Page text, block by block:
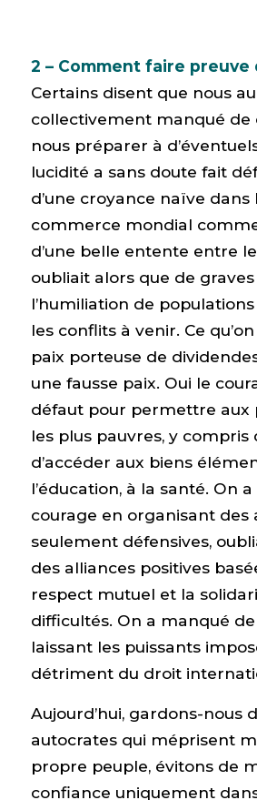
2 – Comment faire preuve
Certains disent que nous
collectivement manqué de
nous préparer à
lucidité a sans doute fait
d’une croyance naïve dans
commerce mondial
d’une belle entente entre
oubliait alors que de
l’humiliation de
les conflits à venir. Ce
paix porteuse de
une fausse paix. Oui le
défaut pour permettre aux
les plus pauvres, y compris
d’accéder aux biens
l’éducation, à la santé. On
courage en organisant des
seulement défensives,
des alliances positives
respect mutuel et la
difficultés. On a manqué
laissant les puissants
détriment du droit
Aujourd’hui, gardons-nous
autocrates qui méprisent
propre peuple, évitons de
confiance uniquement